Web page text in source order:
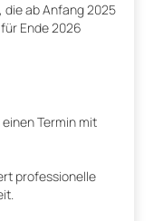
die ab Anfang 2025
Ende 2026
Termin mit
professionelle